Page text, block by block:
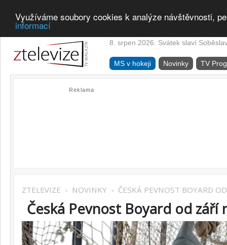
Využíváme soubory cookies k analýze návštěvnosti,
informací
8. srpen 2026. Svátek slaví
MS v hokeji Novinky TV
Reklama
ZTELEVIZE > NOVINKY > ČESKÁ PEVNOST BOYARD
Česká Pevnost Boyard od září